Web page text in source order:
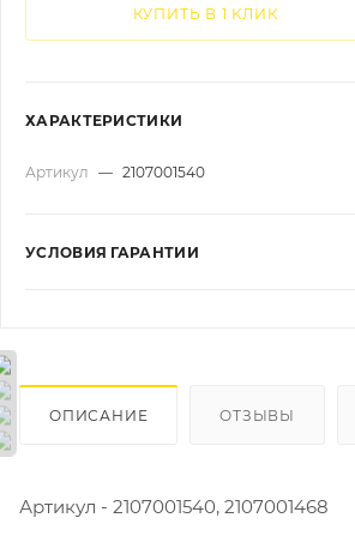
КУПИТЬ В 1 КЛИК
ХАРАКТЕРИСТИКИ
Артикул — 2107001540
УСЛОВИЯ ГАРАНТИИ
ОПИСАНИЕ ОТЗЫВЫ
Артикул - 2107001540, 2107001468